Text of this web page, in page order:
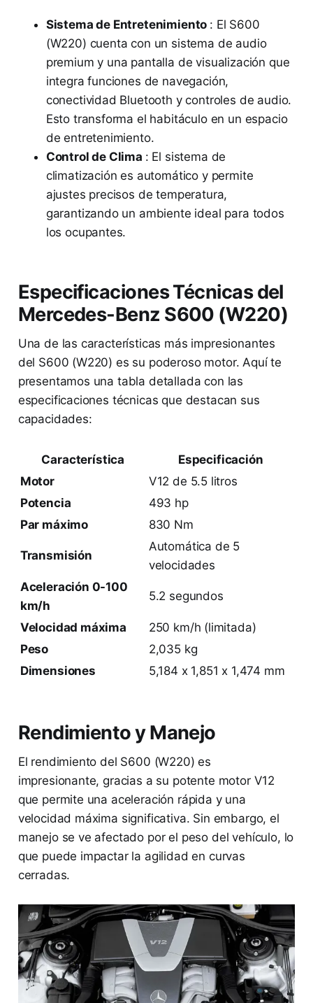
Sistema de Entretenimiento : El S600
(W220) cuenta con un sistema de audio
premium y una pantalla de visualización que
integra funciones de navegación,
conectividad Bluetooth y controles de audio.
Esto transforma el habitáculo en un espacio
de entretenimiento.
Control de Clima : El sistema de
climatización es automático y permite
ajustes precisos de temperatura,
garantizando un ambiente ideal para todos
los ocupantes.
Especificaciones Técnicas del
Mercedes-Benz S600 (W220)
Una de las características más impresionantes
del S600 (W220) es su poderoso motor. Aquí te
presentamos una tabla detallada con las
especificaciones técnicas que destacan sus
capacidades:
Característica
Especificación
Motor
V12 de 5.5 litros
Potencia
493 hp
Par máximo
830 Nm
Transmisión
Automática de 5
velocidades
Aceleración 0-100
km/h
5.2 segundos
Velocidad máxima
250 km/h (limitada)
Peso
2,035 kg
Dimensiones
5,184 x 1,851 x 1,474 mm
Rendimiento y Manejo
El rendimiento del S600 (W220) es
impresionante, gracias a su potente motor V12
que permite una aceleración rápida y una
velocidad máxima significativa. Sin embargo, el
manejo se ve afectado por el peso del vehículo, lo
que puede impactar la agilidad en curvas
cerradas.